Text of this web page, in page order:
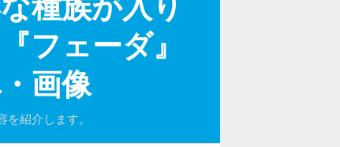
種族が入り
フェーダ』
画像
紹介します。